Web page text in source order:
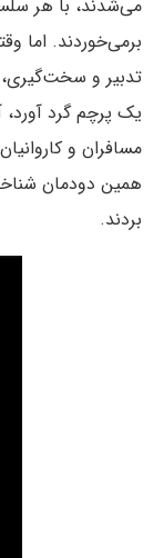
می‌شدند، با هر
تدبیر و سخت‌گیری،
یک پرچم گرد آورد،
مسافران و
همین دودمان
بردند.